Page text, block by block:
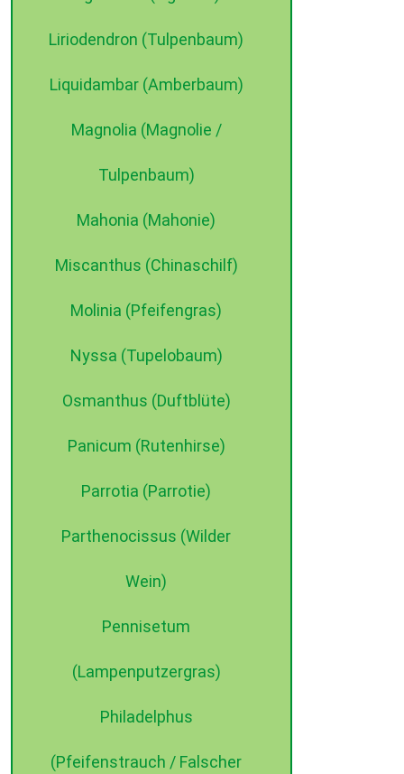
Liriodendron (Tulpenbaum)
Liquidambar (Amberbaum)
Magnolia (Magnolie /
Tulpenbaum)
Mahonia (Mahonie)
Miscanthus (Chinaschilf)
Molinia (Pfeifengras)
Nyssa (Tupelobaum)
Osmanthus (Duftblüte)
Panicum (Rutenhirse)
Parrotia (Parrotie)
Parthenocissus (Wilder
Wein)
Pennisetum
(Lampenputzergras)
Philadelphus
(Pfeifenstrauch / Falscher